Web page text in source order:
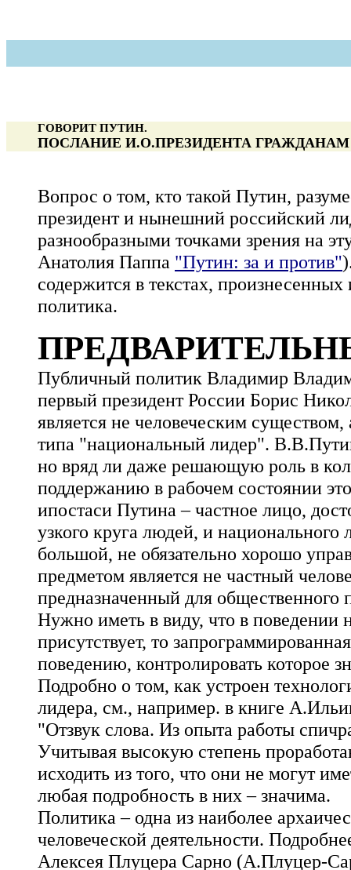
ГОВОРИТ ПУТИН.
ПОСЛАНИЕ И.О.ПРЕЗИДЕНТА
Вопрос о том, кто такой Путин,
президент и нынешний российский
разнообразными точками зрения на
Анатолия Паппа "Путин: за и против"
содержится в текстах,
политика.
Публичный политик Владимир
первый президент России Борис
является не человеческим
типа "национальный лидер".
но вряд ли даже решающую роль в
поддержанию в рабочем состоянии
ипостаси Путина – частное лицо,
узкого круга людей, и национального
большой, не обязательно хорошо
предметом является не частный
предназначенный для
Нужно иметь в виду, что в поведении
присутствует, то
поведению, контролировать которое
Подробно о том, как устроен
лидера, см., например. в книге
"Отзвук слова. Из опыта работы
Учитывая высокую степень
исходить из того, что они не могут
любая подробность в них – значима.
Политика – одна из наиболее
человеческой деятельности.
Алексея Плуцера Сарно (А.Плуцер-